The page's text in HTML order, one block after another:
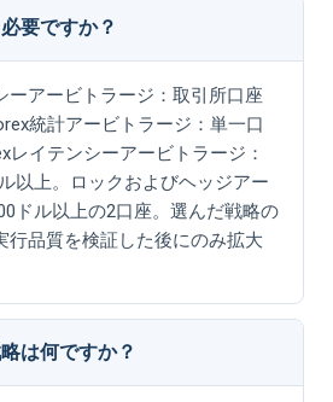
要ですか？
ーアービトラージ：取引所口座
統計アービトラージ：単一口
レイテンシーアービトラージ：
以上。ロックおよびヘッジアー
ドル以上の2口座。選んだ戦略の
行品質を検証した後にのみ拡大
は何ですか？